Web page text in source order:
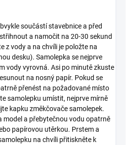
součástí stavebnice a před
a namočit na 20-30 sekund
z vody a na chvíli je položte na
desku). Samolepka se nejprve
vody vyrovná. Asi po minutě zkuste
na nosný papír. Pokud se
přenést na požadované místo
samolepku umístit, nejprve mírně
kapku změkčovače samolepek.
model a přebytečnou vodu opatrně
papírovou utěrkou. Prstem a
na chvíli přitiskněte k